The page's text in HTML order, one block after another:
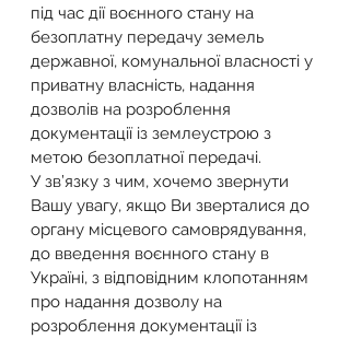
під час дії воєнного стану на
безоплатну передачу земель
державної, комунальної власності у
приватну власність, надання
дозволів на розроблення
документації із землеустрою з
метою безоплатної передачі.
У зв’язку з чим, хочемо звернути
Вашу увагу, якщо Ви зверталися до
органу місцевого самоврядування,
до введення воєнного стану в
Україні, з відповідним клопотанням
про надання дозволу на
розроблення документації із